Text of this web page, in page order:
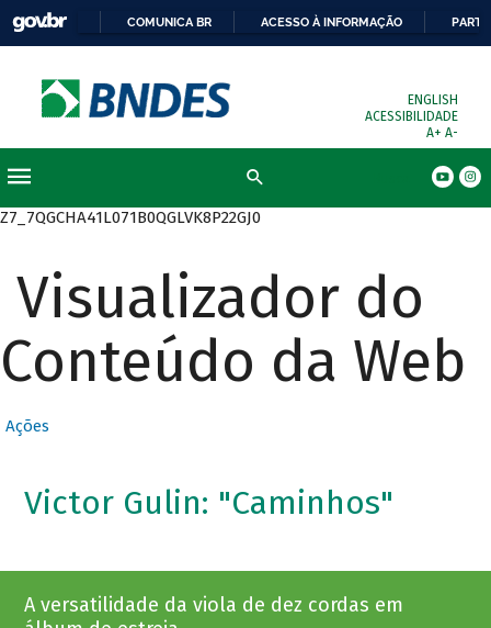
COMUNICA BR ACESSO À INFORMAÇÃO
ENGLISH
ACESSIBILIDADE
A+ A-
Z7_7QGCHA41L071B0QGLVK8P22GJ0
Visualizador do
Conteúdo da Web
Ações
Victor Gulin: "Caminhos"
A versatilidade da viola de dez cordas em